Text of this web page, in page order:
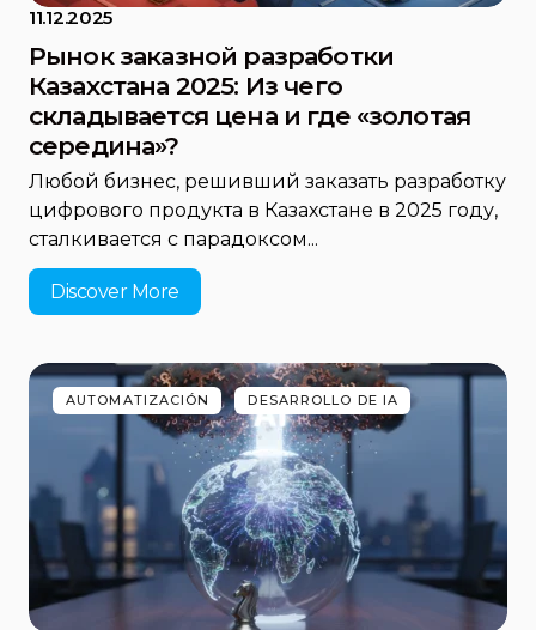
11.12.2025
Рынок заказной разработки
Казахстана 2025: Из чего
складывается цена и где «золотая
середина»?
Любой бизнес, решивший заказать разработку
цифрового продукта в Казахстане в 2025 году,
сталкивается с парадоксом...
Discover More
AUTOMATIZACIÓN DESARROLLO DE IA